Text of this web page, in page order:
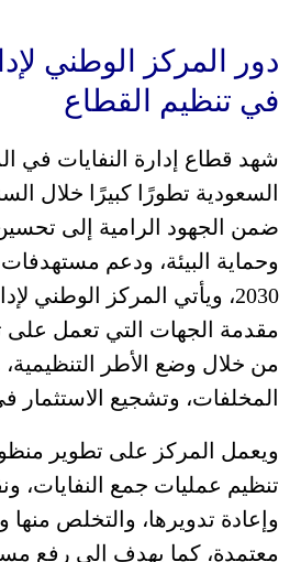
دور المركز الوطني
في تنظيم القطاع
شهد قطاع إدارة النفايات في
السعودية تطورًا كبيرًا خلال
ضمن الجهود الرامية إلى
وحماية البيئة، ودعم
2030، ويأتي المركز الوطني
مقدمة الجهات التي تعمل على
من خلال وضع الأطر التنظيمية،
المخلفات، وتشجيع الاستثمار
ويعمل المركز على تطوير
تنظيم عمليات جمع النفايات،
وإعادة تدويرها، والتخلص منها
معتمدة، كما يهدف إلى رفع